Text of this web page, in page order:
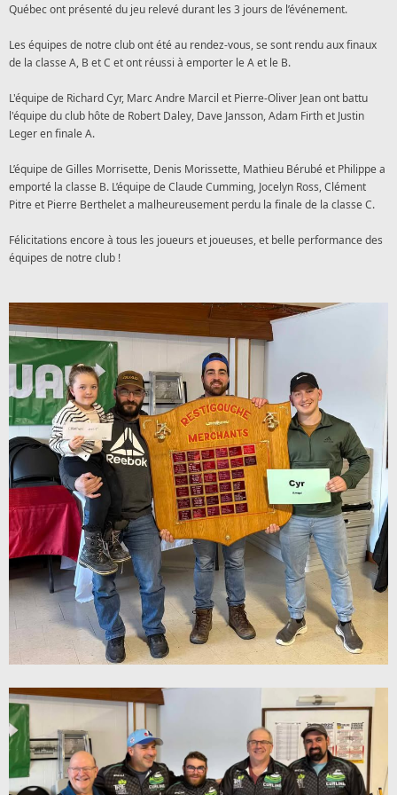
Québec ont présenté du jeu relevé durant les 3 jours de l’événement.
Les équipes de notre club ont été au rendez-vous, se sont rendu aux finaux
de la classe A, B et C et ont réussi à emporter le A et le B.
L'équipe de Richard Cyr, Marc Andre Marcil et Pierre-Oliver Jean ont battu
l'équipe du club hôte de Robert Daley, Dave Jansson, Adam Firth et Justin
Leger en finale A.
L’équipe de Gilles Morrisette, Denis Morissette, Mathieu Bérubé et Philippea
emporté la classe B. L’équipe de Claude Cumming, Jocelyn Ross, Clément
Pitre et Pierre Berthelet a malheureusement perdu la finale de la classe C.
Félicitations encore à tous les joueurs et joueuses, et belle performance des
équipes de notre club !